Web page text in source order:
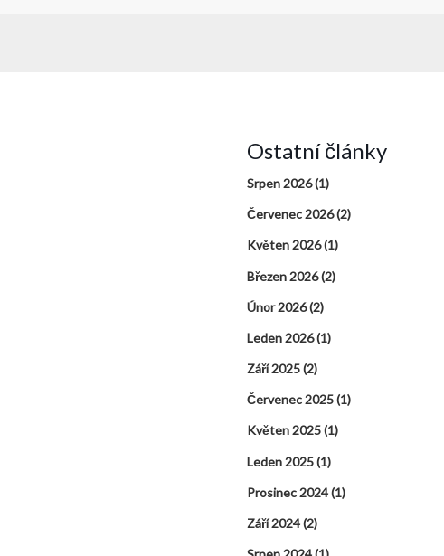
Ostatní články
Srpen 2026(1)
Červenec 2026(2)
Květen 2026(1)
Březen 2026(2)
Únor 2026(2)
Leden 2026(1)
Září 2025(2)
Červenec 2025(1)
Květen 2025(1)
Leden 2025(1)
Prosinec 2024(1)
Září 2024(2)